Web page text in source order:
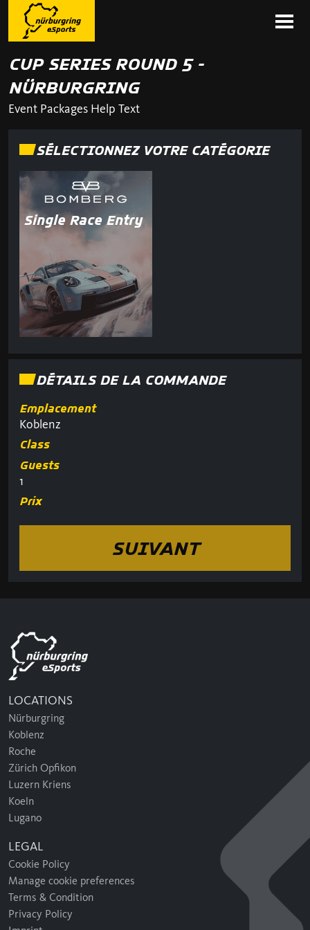
CUP SERIES ROUND 5 -
NÜRBURGRING
Event Packages Help Text
SÉLECTIONNEZ VOTRE CATÉGORIE
Single Race Entry
DÉTAILS DE LA COMMANDE
Emplacement
Koblenz
Class
Guests
1
Prix
SUIVANT
LOCATIONS
Nürburgring
Koblenz
Roche
Zürich Opfikon
Luzern Kriens
Koeln
Lugano
LEGAL
Cookie Policy
Manage cookie preferences
Terms & Condition
Privacy Policy